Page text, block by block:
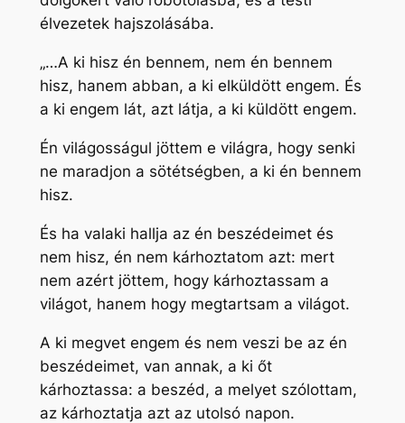
élvezetek hajszolásába.
„…A ki hisz én bennem, nem én bennem
hisz, hanem abban, a ki elküldött engem. És
a ki engem lát, azt látja, a ki küldött engem.
Én világosságul jöttem e világra, hogy senki
ne maradjon a sötétségben, a ki én bennem
hisz.
És ha valaki hallja az én beszédeimet és
nem hisz, én nem kárhoztatom azt: mert
nem azért jöttem, hogy kárhoztassam a
világot, hanem hogy megtartsam a világot.
A ki megvet engem és nem veszi be az én
beszédeimet, van annak, a ki őt
kárhoztassa: a beszéd, a melyet szólottam,
az kárhoztatja azt az utolsó napon.